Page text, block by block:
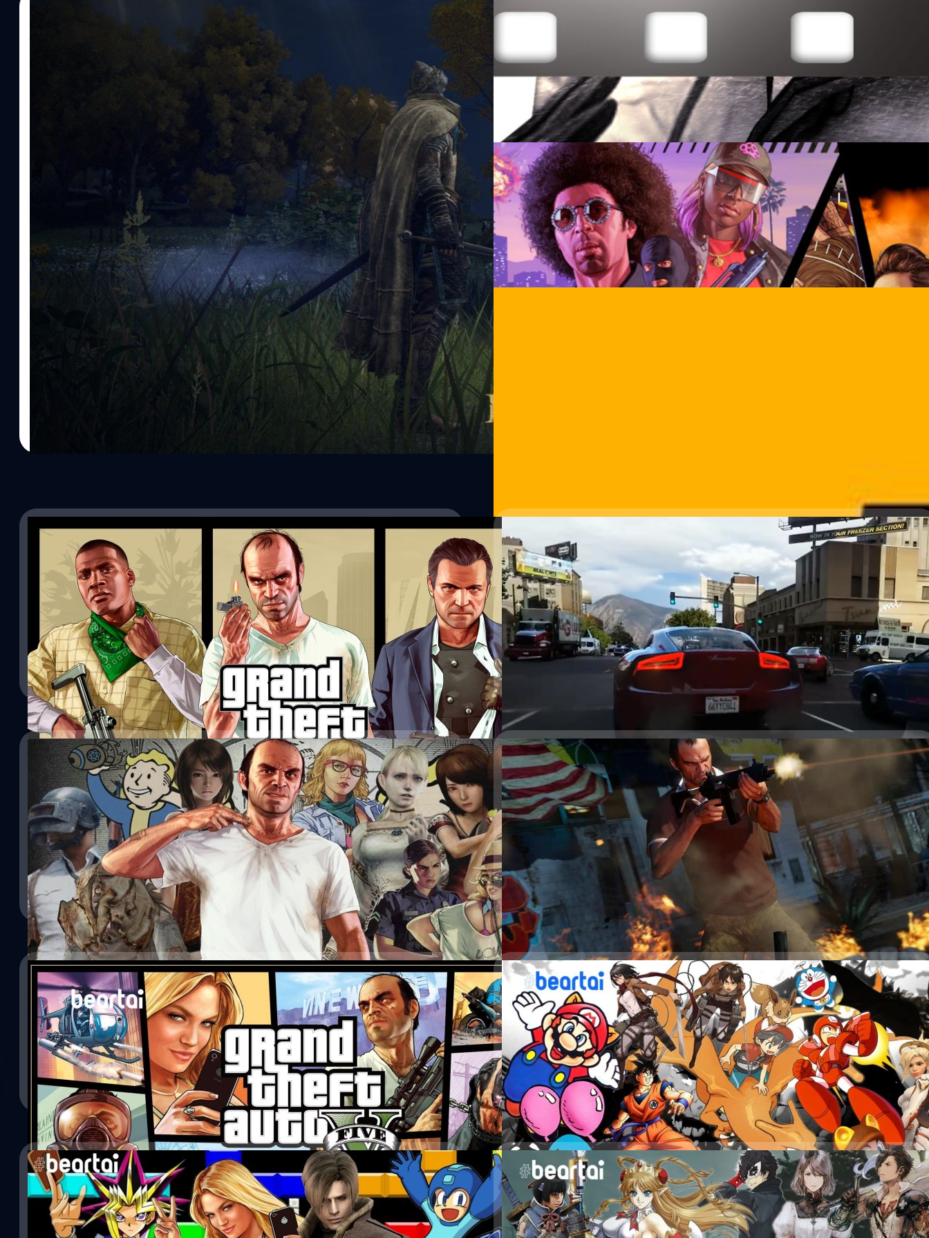
| 1465 days ago
Elden Ring กลายเป็นหนึ่งในเกมที่มียอดผู้ชมวิดีโอทาง Youtube มากที่สุด
Elden Ring กลายเป็นหนึ่งในเกมที่มียอดผู้ชมวิดีโอทาง Youtube มากที่สุด
รวมเรื่องราวเจ็บโดนใจที่นักเล่นเกมต้องเจอมานำเสนอ
Wiwat Kerdsomjit| 1629 days ago
Read More
18/02/2022
รวมสิ่งที่คนเล่นเกมต้องการใน Grand Theft Auto Vl และข่าวลือที่น่าสนใจ
รวบรวมสิ่งน่าสนใจและข่าวลือเกี่ยวกับ GTA 6 มาบอกกัน
Wiwat Kerdsomjit| 1631 days ago
Read More
19/05/2021
Grand Theft Auto V เตรียมลง PS5 และ Xbox Series X 11 พ.ย. นี้
ค่ายเกม Rockstar Games ได้ประกาศว่าจะเปิดให้เล่นเกม Grand Theft Auto V และ Grand Theft Auto
Online เวอร์ชัน PlayStation 5 และ Xbox Series X|S ในวันที่ 11 พฤศจิกายน 2021 ตัวแทนของ Rockstar
Games บอกกับเว็บไซต์ GameSpot ว่า “Grand Theft Auto V เวอร์ชันใหม่จะมาพร้อมกับการปรับปรุง
เทคนิค, อัปเกรดภาพ และปรับปรุงประสิทธิภาพ โดยจะใช้ประโยชน์จากฮาร์ดแวร์ใหม่อย่างเต็มที่เพื่อทำให้
เกมมีความสวยงามและตอบสนองได้ดียิ่งขึ้น” Grand Theft Auto Online เวอร์ชัน PlayStation 5 จะเปิดให้
เล่นฟรี 3 เดือนแรก และสำหรับผู้ที่เป็นสมาชิก PlayStation Plus บน PlayStation 4 จะได้รับเงินในเกมเป็น
จำนวน…
ศุภกร ประเสริฐศิลป์| 1906 days ago
Read More
Intel พัฒนา Machine Learning เปลี่ยนกราฟิก GTA V ราวกับหลุดมาจากโลก
ความจริง!
นอกเหนือจากระบบการเล่น, เนื้อเรื่อง, ตัวละครที่น่าหลงใหล กราฟิกและการปรับแต่ง (Optimize) ที่ยอด
เยี่ยมเพื่อทุกเครื่องเล่นเกม อีกหนึ่งสิ่งที่เป็นตัวชูโรงของ GTA V ก็คือฉากหลังของเกมที่จำลองนครลอส
แองเจลิส (Los Angeles) ได้เหมือนแทบจะทุกระเบียดนิ้วภายใต้ชื่อลอส ซานโตส (Los Santos) และซาน
แอนเดรียส (San Andreas) ที่ก็ถอดแบบมาจากรัฐแคลิฟอร์เนีย แต่จะเป็นอย่างไร? หากสถานที่จำลองดัง
กล่าว ได้ถูกครอบด้วยเทคโนโลยีใหม่จากทาง Intel ที่สามารถเปลี่ยนให้งานภาพดูสมจริงราวกับมาจากโลก
มนุษย์!? วิดีโอด้านบนที่เห็นกันนี้ เป็นผลงานของทาง Intel Labs ทีมวิจัยและค้นคว้าเทคโนโลยีใหม่ใต้จาก
ชายคาแบรนด์ Intel ที่ประดิษฐ์ Enhancing Photorealism Enhancement โปรเจกต์ใหม่ของพวกเขาที่
เป็นการนำ Machine Learning (ปัญญาประดิษฐ์รูปแบบหนึ่ง) ประมวลผลภาพกราฟิกภายในเกมด้วย
เทคโนโลยี Photorealistic อีกที โดยจะเห็นได้ว่ามีรายละเอียดต่าง ๆ นั้นสมจริงมาก ทั้งความมันเงาของ
รถยนต์บนท้องถนนที่ถูกวัตถุรอบตัวตกกระทบใส่, ภาพการเคลื่อนไหวที่เหมือนแทนด้วยสายตาของคน,
หญ้าที่ดูมีมวลมีน้ำหนักมากขึ้น ไปจนถึงอาคารบ้านเมืองที่มีความใกล้เคียงกับของจริง ซึ่งวิธีการนั้นทาง
Intel Labs ได้อธิบายว่าเป็นการนำคลังชุดข้อมูล…
วรายุทธ เชิดศรีชูเกียรติ| 1912 days ago
12/04/2021
รวมความโหดร้ายที่คนทำกับคนกันเองในวิดีโอเกม
อ้างอิงความโหดร้ายต่าง ๆ จากในเกมที่สามารถเกิดขึ้นได้ในชีวิตจริงมานำเสนอ
Wiwat Kerdsomjit| 1943 days ago
Read More
24/02/2021
ผู้บัญญัติกฎหมายเมือง Chicago เสนอร่างกฎหมายแบนเกม GTA 5 และเกม
อื่น ๆ ที่มีความรุนแรง
การจี้รถ หรือ Carjacking มีสถิติสูงขึ้นใน Chicago ผลของมันทำให้ผู้บัญญัติกฎหมายในท้องถิ่นเสนอร่าง
แบนเกมที่มีความรุนแรง จากการรายงานของหนังสือพิมพ์ Chicago Sun-Times ระบุว่า Marcus Evans Jr.
ตัวแทนจากพรรคเดโมแครต ได้เสนอร่างพระราชบัญญัญติที่จะแก้ไขกฎหมายปี 2012 ว่าด้วยการป้องกัน
การจำหน่ายวิดีโอเกมที่มีความรุนแรงให้แก่เยาวชน โดยจะขยายขอบเขตเป็นการห้ามจำหน่ายเต็มรูปแบบ
หรือที่เรียกว่า House Bill 3531 (HB3531) ใครฝ่าฝืนจะต้องเสียค่าปรับถึง 1,000 ดอลลาร์ และหนึ่งในเกม
ที่เป็นที่จับตามองก็คือเกมอย่าง GTA V นั่นเอง นอกจากนี้ในร่างกฎหมายยังขยายความคำว่า "รุนแรง" เอาไว้
ด้วยว่าหมายถึง เกมที่อนุญาตให้ผู้เล่นควบคุมตัวละครในเกม อีกทั้งยังสนับสนุนให้เกิดความรุนแรงระหว่าง
มนุษย์กับมนุษย์ มีการสังหารหรือก่อความเสียหายร้ายแรงทางกายภาพหรือจิตใจต่อมนุษย์และสัตว์ วิดีโอ
เกมตกเป็นเป้าหมายของฝ่ายนิติบัญญัติมานานแล้วในแง่มุมด้านความรุนแรง เช่น ฝ่ายนิติบัญญัติใน Hawaii
เองก็มีการเสนอกฎหมายแบนเกมที่มีระบบ Loot Box เพราะกังวลเรื่องการพนัน นอกจากนี้วิดีโอเกมยังเป็น
สาเหตุของความกังวลในสังคมทั่วไปเพราะเชื่อว่ามันคือต้นเหตุของความรุนแรงในประเทศสหรัฐอเมริกาด้วย
ร่างกฎหมายนี้ยังไม่ผ่านการโหวต แต่ฝ่ายปกครองเมือง Chicago ก็พร้อมเรียกค่าปรับจากร้านค้าปลีกที่
ฝ่าฝืนและจำหน่ายเกมที่มีความรุนแรงให้แก่เยาวชนอายุต่ำกว่า 18 ปี อ้างอิง พิสูจน์อักษร : สุชยา เกษจำรัส
จีรนาถ เรืองทรัพย์ | 1990 days ago
Read More
09/02/2021
GTA V ทำยอดขายไปได้กว่า 140 ล้านชุดทั่วโลก
Take Two เผย Grand Theft Auto V ทำยอดขายได้มากกว่า 140 ล้านชุดและมีแนวโน้มเติบโตขึ้นอย่างต่อ
เนื่อง
จีรนาถ เรืองทรัพย์| 2005 days ago
Read More
24/01/2021
15 ยานพาหนะกับอุปกรณ์การบินสุดแหวกแนวในวิดีโอเกม
รวบรวมอุปกรณ์การบินชนิดหลุดโลก ไปจนถึงแบบที่สมจริงแต่ก็แปลกมา
Wiwat Kerdsomjit| 2021 days ago
Read More
03/01/2021
15 เกมตายยากในวงการเกมที่ไม่ว่ายุคไหนก็ต้องเจอ
เกมตายยากแห่งวงการเกมที่มีทั้งแบบเกมเดี่ยวที่ถูกเอามาขายซ้ำไปซ้ำมา จนถึงซีรีส์เกมที่มีภาคต่อออกมา
อย่างต่อเนื่องแทบจะทุกปี